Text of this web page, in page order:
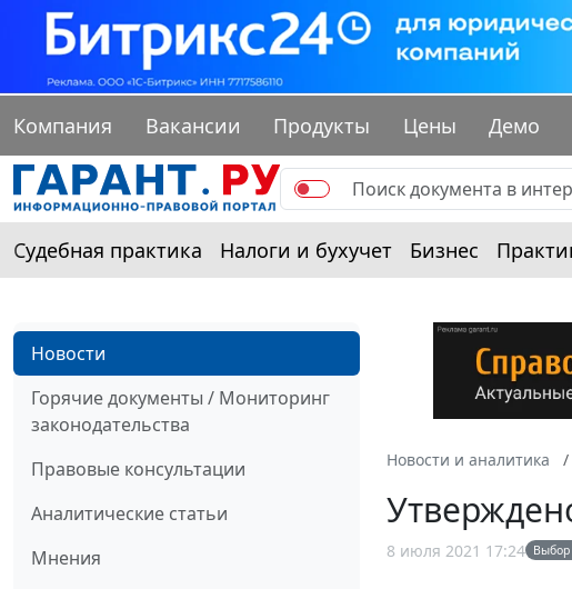
Компания Вакансии Продукты Цены Демо
Судебная практика Налоги и бухучет Бизнес
Новости
Горячие документы / Мониторинг
законодательства
Правовые консультации
Аналитические статьи
Мнения
Новости и аналитика
8 июля 2021 17:24